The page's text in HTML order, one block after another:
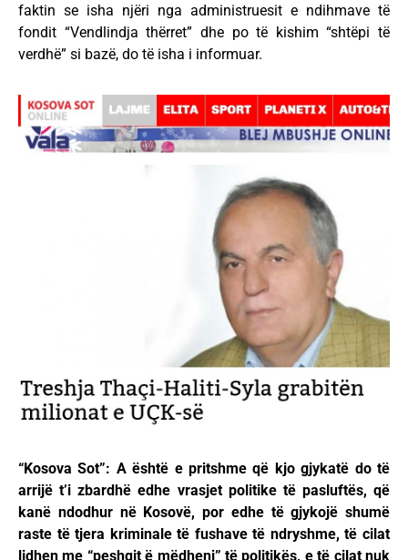
faktin se isha njëri nga administruesit e ndihmave të
fondit “Vendlindja thërret” dhe po të kishim “shtëpi të
verdhë” si bazë, do të isha i informuar.
“Kosova Sot”: A është e pritshme që kjo gjykatë do të
arrijë t’i zbardhë edhe vrasjet politike të pasluftës, që
kanë ndodhur në Kosovë, por edhe të gjykojë shumë
raste të tjera kriminale të fushave të ndryshme, të cilat
lidhen me “peshqit ë mëdhenj” të politikës, e të cilat nuk